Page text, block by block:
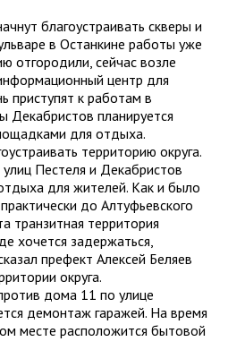
благоустраивать скверы и
в Останкине работы уже
отгородили, сейчас возле
центр для
приступят к работам в
Декабристов планируется
для отдыха.
территорию округа.
Пестеля и Декабристов
для жителей. Как и было
до Алтуфьевского
транзитная территория
хочется задержаться,
префект Алексей Беляев
округа.
дома 11 по улице
демонтаж гаражей. На время
месте расположится бытовой